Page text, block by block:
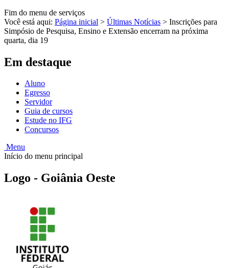
Fim do menu de serviços
Você está aqui: Página inicial > Últimas Notícias > Inscrições para
Simpósio de Pesquisa, Ensino e Extensão encerram na próxima
quarta, dia 19
Em destaque
Aluno
Egresso
Servidor
Guia de cursos
Estude no IFG
Concursos
Menu
Início do menu principal
Logo - Goiânia Oeste